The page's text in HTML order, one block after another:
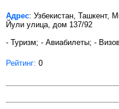
Адрес: Узбекистан, Ташкент,
Йули улица, дом 137/92
- Туризм; - Авиабилеты; -
Рейтинг: 0